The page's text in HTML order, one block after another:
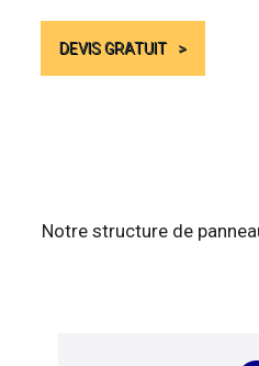
DEVIS GRATUIT
Notre structure de